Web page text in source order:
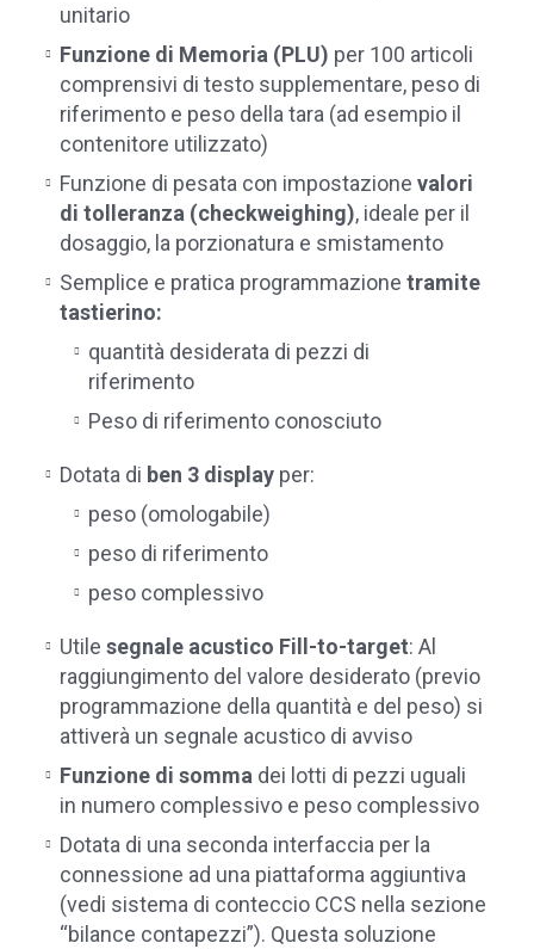
unitario
Funzione di Memoria (PLU) per 100 articoli
comprensivi di testo supplementare, peso di
riferimento e peso della tara (ad esempio il
contenitore utilizzato)
Funzione di pesata con impostazione valori
di tolleranza (checkweighing), ideale per il
dosaggio, la porzionatura e smistamento
Semplice e pratica programmazione tramite
tastierino:
quantità desiderata di pezzi di
riferimento
Peso di riferimento conosciuto
Dotata di ben 3 display per:
peso (omologabile)
peso di riferimento
peso complessivo
Utile segnale acustico Fill-to-target: Al
raggiungimento del valore desiderato (previo
programmazione della quantità e del peso) si
attiverà un segnale acustico di avviso
Funzione di somma dei lotti di pezzi uguali
in numero complessivo e peso complessivo
Dotata di una seconda interfaccia per la
connessione ad una piattaforma aggiuntiva
(vedi sistema di conteccio CCS nella sezione
“bilance contapezzi”). Questa soluzione